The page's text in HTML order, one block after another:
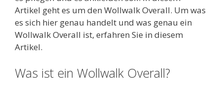
Artikel geht es um den Wollwalk Overall. Um was
es sich hier genau handelt und was genau ein
Wollwalk Overall ist, erfahren Sie in diesem
Artikel.
Was ist ein Wollwalk Overall?